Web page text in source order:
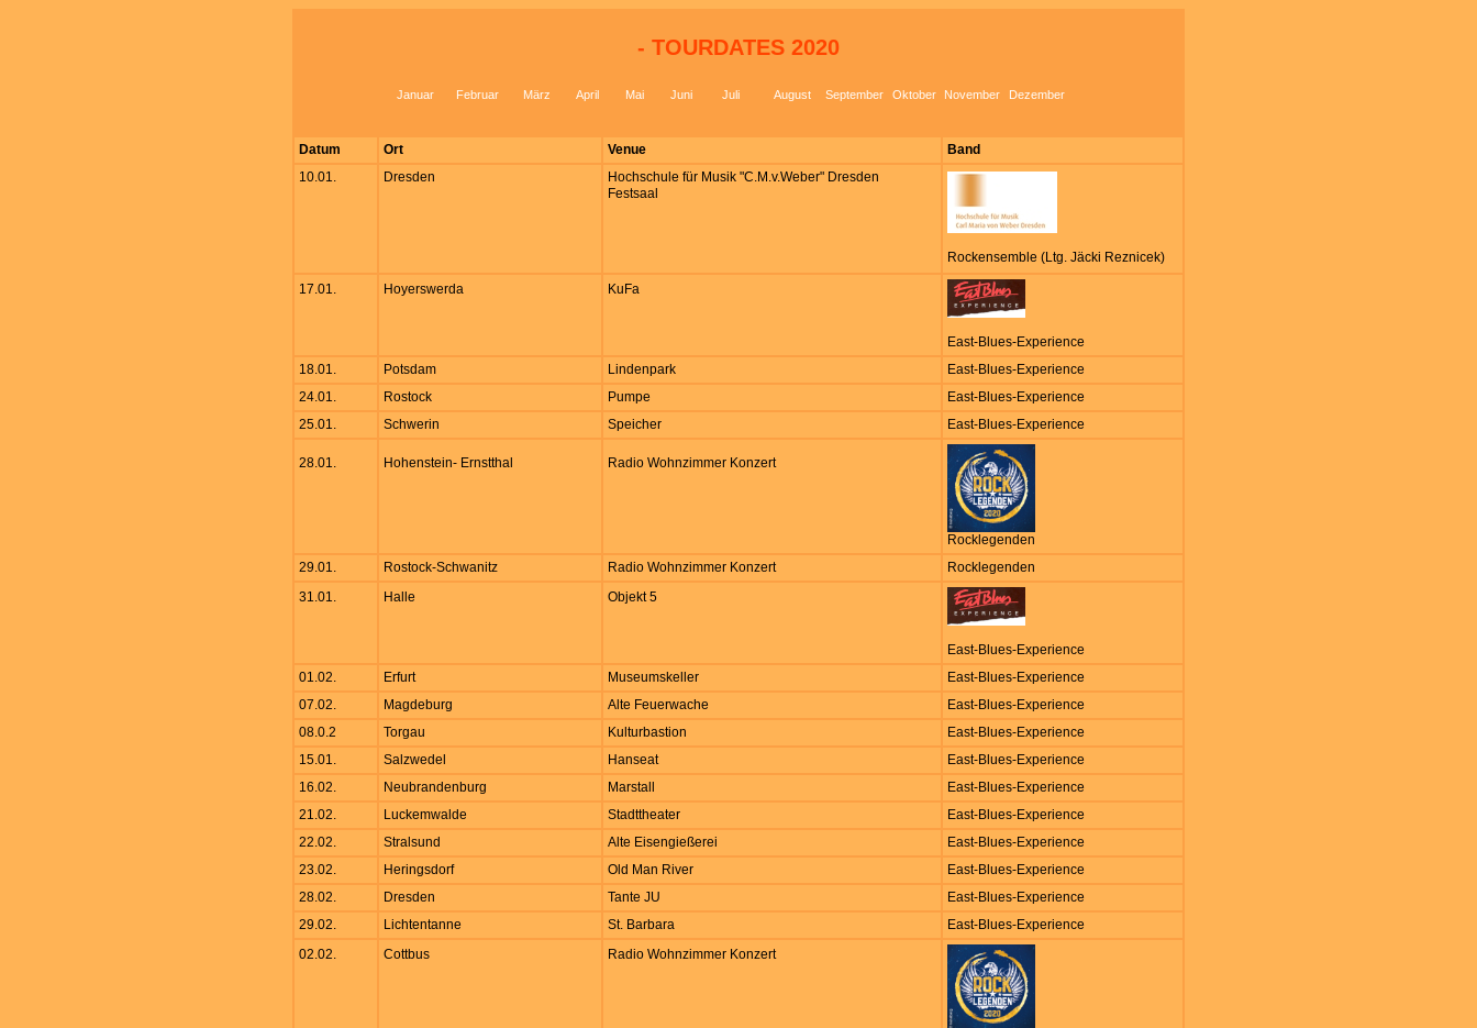
- TOURDATES 2020
Januar Februar März April Mai Juni Juli August September Oktober November Dezember
Datum Ort Venue
Band
10.01.
Dresden
Hochschule für Musik "C.M.v.Weber" Dresden
Festsaal
Rockensemble (Ltg. Jäcki Reznicek)
17.01. Hoyerswerda KuFa
East-Blues-Experience
18.01.
Potsdam Lindenpark
East-Blues-Experience
24.01.
Rostock Pumpe
East-Blues-Experience
25.01.
Schwerin Speicher East-Blues-Experience
28.01. Hohenstein- Ernstthal Radio Wohnzimmer Konzert
Rocklegenden
29.01.
Rostock-Schwanitz Radio Wohnzimmer Konzert
Rocklegenden
31.01.
Halle Objekt 5
East-Blues-Experience
01.02.
Erfurt Museumskeller
East-Blues-Experience
07.02.
Magdeburg Alte Feuerwache
East-Blues-Experience
08.0.2
Torgau Kulturbastion
East-Blues-Experience
15.01.
Salzwedel Hanseat
East-Blues-Experience
16.02.
Neubrandenburg Marstall
East-Blues-Experience
21.02.
Luckemwalde Stadttheater
East-Blues-Experience
22.02.
Stralsund Alte Eisengießerei
East-Blues-Experience
23.02.
Heringsdorf Old Man River
East-Blues-Experience
28.02.
Dresden Tante JU
East-Blues-Experience
29.02.
Lichtentanne St. Barbara
East-Blues-Experience
02.02.
Cottbus Radio Wohnzimmer Konzert